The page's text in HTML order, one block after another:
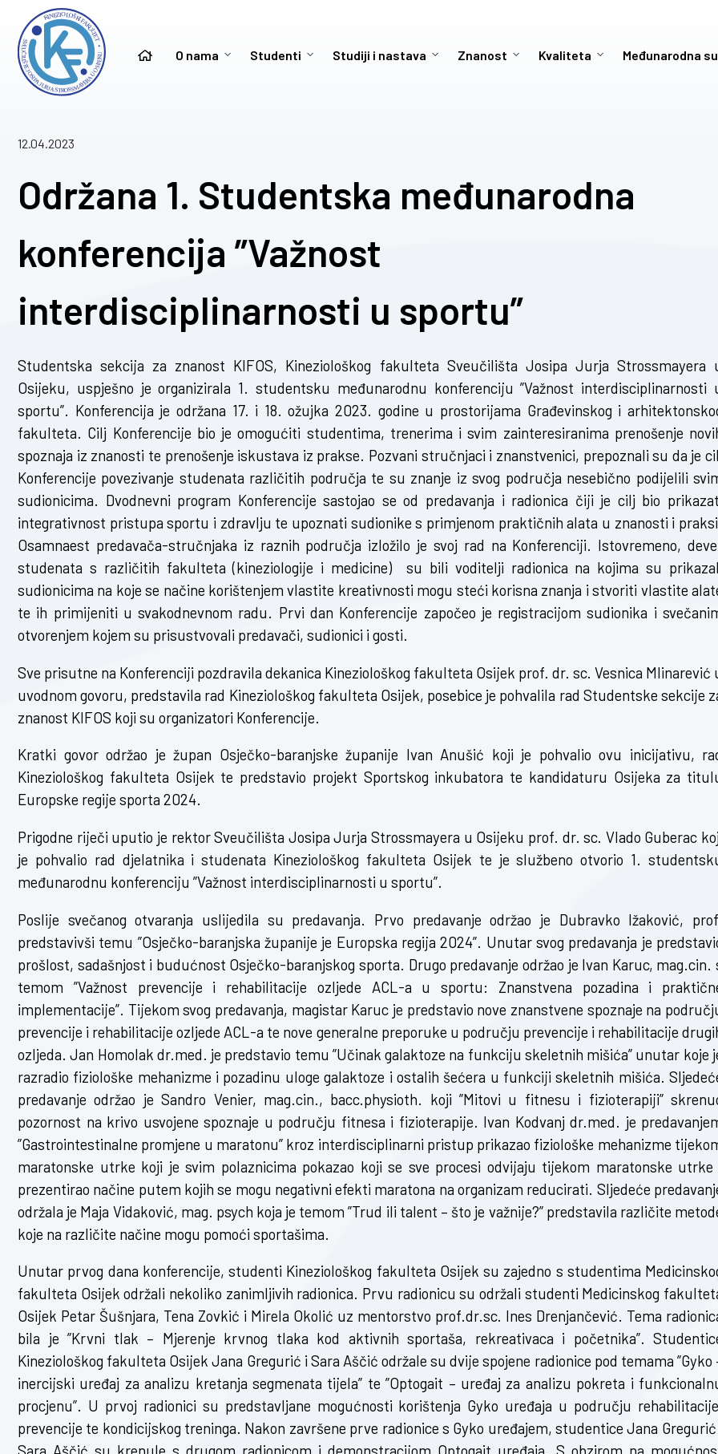
O nama Studenti Studiji i nastava Znanost Kvaliteta Međunarodna
12.04.2023
Održana 1. Studentska međunarodna
konferencija ”Važnost
interdisciplinarnosti u sportu”
Studentska sekcija za znanost KIFOS, Kineziološkog fakulteta Sveučilišta Josipa Jurja Strossmayera
Osijeku, uspješno je organizirala 1. studentsku međunarodnu konferenciju ”Važnost interdisciplinarnosti
sportu”. Konferencija je održana 17. i 18. ožujka 2023. godine u prostorijama Građevinskog i
fakulteta. Cilj Konferencije bio je omogućiti studentima, trenerima i svim zainteresiranima prenošenje
spoznaja iz znanosti te prenošenje iskustava iz prakse. Pozvani stručnjaci i znanstvenici, prepoznali su da je
Konferencije povezivanje studenata različitih područja te su znanje iz svog područja nesebično podijelili
sudionicima. Dvodnevni program Konferencije sastojao se od predavanja i radionica čiji je cilj bio
integrativnost pristupa sportu i zdravlju te upoznati sudionike s primjenom praktičnih alata u znanosti i
Osamnaest predavača-stručnjaka iz raznih područja izložilo je svoj rad na Konferenciji. Istovremeno,
studenata s različitih fakulteta (kineziologije i medicine) su bili voditelji radionica na kojima su
sudionicima na koje se načine korištenjem vlastite kreativnosti mogu steći korisna znanja i stvoriti vlastite
te ih primijeniti u svakodnevnom radu. Prvi dan Konferencije započeo je registracijom sudionika i
otvorenjem kojem su prisustvovali predavači, sudionici i gosti.
Sve prisutne na Konferenciji pozdravila dekanica Kineziološkog fakulteta Osijek prof. dr. sc. Vesnica Mlinarević
uvodnom govoru, predstavila rad Kineziološkog fakulteta Osijek, posebice je pohvalila rad Studentske sekcije
znanost KIFOS koji su organizatori Konferencije.
Kratki govor održao je župan Osječko-baranjske županije Ivan Anušić koji je pohvalio ovu inicijativu,
Kineziološkog fakulteta Osijek te predstavio projekt Sportskog inkubatora te kandidaturu Osijeka za
Europske regije sporta 2024.
Prigodne riječi uputio je rektor Sveučilišta Josipa Jurja Strossmayera u Osijeku prof. dr. sc. Vlado Guberac
je pohvalio rad djelatnika i studenata Kineziološkog fakulteta Osijek te je službeno otvorio 1.
međunarodnu konferenciju ”Važnost interdisciplinarnosti u sportu”.
Poslije svečanog otvaranja uslijedila su predavanja. Prvo predavanje održao je Dubravko Ižaković,
predstavivši temu ”Osječko-baranjska županije je Europska regija 2024”. Unutar svog predavanja je
prošlost, sadašnjost i budućnost Osječko-baranjskog sporta. Drugo predavanje održao je Ivan Karuc, mag.cin.
temom ”Važnost prevencije i rehabilitacije ozljede ACL-a u sportu: Znanstvena pozadina i
implementacije”. Tijekom svog predavanja, magistar Karuc je predstavio nove znanstvene spoznaje na
prevencije i rehabilitacije ozljede ACL-a te nove generalne preporuke u području prevencije i rehabilitacije
ozljeda. Jan Homolak dr.med. je predstavio temu ”Učinak galaktoze na funkciju skeletnih mišića” unutar koje
razradio fiziološke mehanizme i pozadinu uloge galaktoze i ostalih šećera u funkciji skeletnih mišića.
predavanje održao je Sandro Venier, mag.cin., bacc.physioth. koji ”Mitovi u fitnesu i fizioterapiji”
pozornost na krivo usvojene spoznaje u području fitnesa i fizioterapije. Ivan Kodvanj dr.med. je
”Gastrointestinalne promjene u maratonu” kroz interdisciplinarni pristup prikazao fiziološke mehanizme
maratonske utrke koji je svim polaznicima pokazao koji se sve procesi odvijaju tijekom maratonske utrke
prezentirao načine putem kojih se mogu negativni efekti maratona na organizam reducirati. Sljedeće
održala je Maja Vidaković, mag. psych koja je temom ”Trud ili talent – što je važnije?” predstavila različite
koje na različite načine mogu pomoći sportašima.
Unutar prvog dana konferencije, studenti Kineziološkog fakulteta Osijek su zajedno s studentima
fakulteta Osijek održali nekoliko zanimljivih radionica. Prvu radionicu su održali studenti Medicinskog
Osijek Petar Šušnjara, Tena Zovkić i Mirela Okolić uz mentorstvo prof.dr.sc. Ines Drenjančević. Tema
bila je ”Krvni tlak – Mjerenje krvnog tlaka kod aktivnih sportaša, rekreativaca i početnika”.
Kineziološkog fakulteta Osijek Jana Gregurić i Sara Aščić održale su dvije spojene radionice pod temama ”Gyko
inercijski uređaj za analizu kretanja segmenata tijela” te ”Optogait – uređaj za analizu pokreta i
procjenu”. U prvoj radionici su predstavljane mogućnosti korištenja Gyko uređaja u području
prevencije te kondicijskog treninga. Nakon završene prve radionice s Gyko uređajem, studentice Jana Gregurić